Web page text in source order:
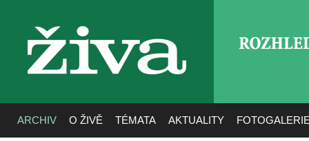
živa
ARCHIV O ŽIVĚ TÉMATA AKTUALITY